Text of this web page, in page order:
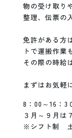
物の受け取り
整理、伝票の
免許がある方
トで運搬作業
その際の時給
まずはお気軽
8：00～16：3
３月～９月は
※シフト制　